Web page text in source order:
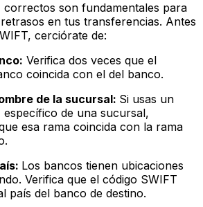
correctos son fundamentales para
en tus transferencias. Antes
cerciórate de:
Verifica dos veces que el
coincida con el del banco.
de la sucursal: Si usas un
específico de una sucursal,
esa rama coincida con la rama
Los bancos tienen ubicaciones
Verifica que el código SWIFT
país del banco de destino.